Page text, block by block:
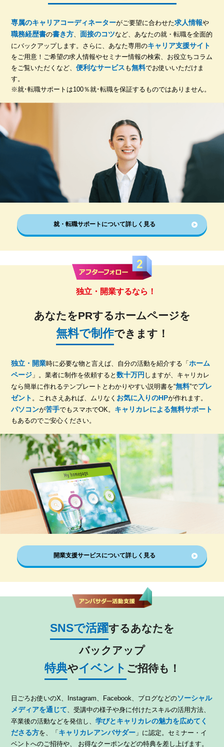
専属のキャリアコーディネーターがご要望に合わせた求人情報や
職務経歴書の書き方、 面接のコツなど、あなたの就・転職を全面的
にバックアップします。さらに、あなた専用のキャリア支援サイト
をご用意！ご希望の求人情報やセミナー情報の検索、お役立ちコラム
をご覧いただくなど、便利なサービス も無料でお使いいただけま
す。
※就･転職サポートは100％就･転職を保証するものではありません。
就・転職サポートについて詳しく見る
独立・開業するなら！
あなたをPRするホームページを
無料で制作できます！
独立・開業時に必要な物と言えば、自分の活動を紹介する「ホーム
ページ 」。業者に制作を依頼すると数十万円 しますが、キャリカレ
なら簡単に作れるテンプレートとわかりやすい説明書を“無料”でプレ
ゼント 。これさえあれば、ムリなく お気に入りのHPが作れます。
パソコンが苦手でもスマホでOK。 キャリカレによる無料サポート
もあるのでご安心ください。
開業支援サービスについて詳しく見る
SNSで活躍するあなたを
バックアップ
特典やイベント ご招待も！
日ごろお使いのX、Instagram、Facebook、ブログなどのソーシャル
メディアを通じて 、受講中の様子や身に付けたスキルの活用方法、
卒業後の活動などを発信し、学びとキャリカレの魅力を広めてく
ださる方を、「 キャリカレアンバサダー 」に認定。セミナー・イ
ベントへのご招待や、 お得なクーポンなどの特典を差し上げます。